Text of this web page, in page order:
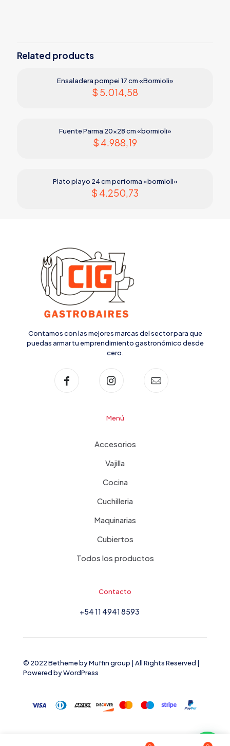
Related products
Ensaladera pompei 17 cm «Bormioli»
$ 5.014,58
Fuente Parma 20×28 cm «bormioli»
$ 4.988,19
Plato playo 24 cm performa «bormioli»
$ 4.250,73
Contamos con las mejores marcas del sector para que
puedas armar tu emprendimiento gastronómico desde
cero.
Menú
Accesorios
Vajilla
Cocina
Cuchilleria
Maquinarias
Cubiertos
Todos los productos
Contacto
+54 11 4941 8593
© 2022 Betheme byMuffin group | All Rights Reserved |
Powered byWordPress